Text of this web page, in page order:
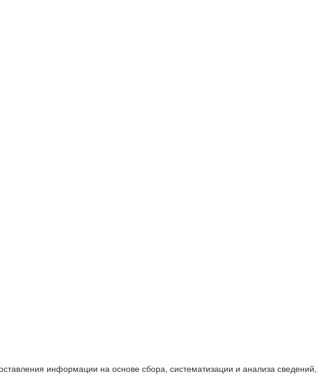
информации на основе сбора, систематизации и анализа сведений,